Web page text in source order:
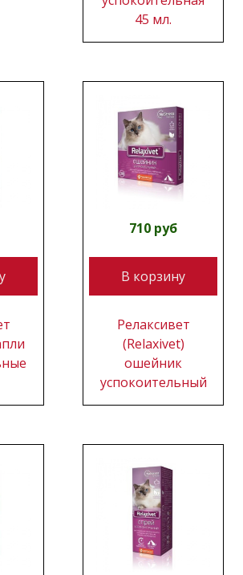
45 мл.
710 руб
В корзину
Релаксивет
(Relaxivet)
ошейник
успокоительный